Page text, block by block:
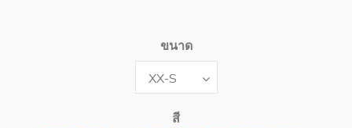
ขนาด
สี